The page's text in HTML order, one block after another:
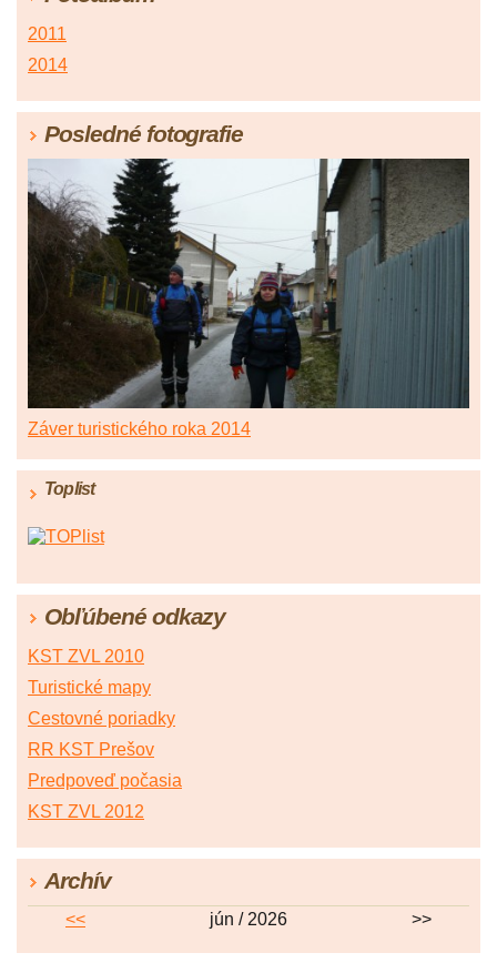
2011
2014
Posledné fotografie
Záver turistického roka 2014
Toplist
Obľúbené odkazy
KST ZVL 2010
Turistické mapy
Cestovné poriadky
RR KST Prešov
Predpoveď počasia
KST ZVL 2012
Archív
<< jún / 2026 >>